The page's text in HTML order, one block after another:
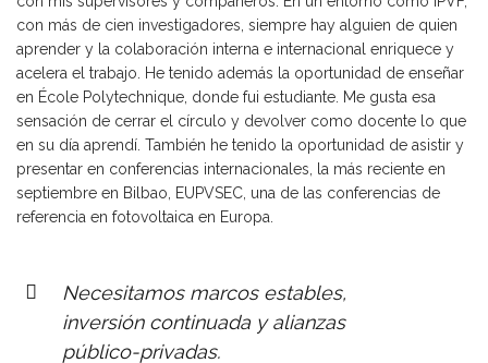
con más de cien investigadores, siempre hay alguien de quien
aprender y la colaboración interna e internacional enriquece y
acelera el trabajo. He tenido además la oportunidad de enseñar
en École Polytechnique, donde fui estudiante. Me gusta esa
sensación de cerrar el círculo y devolver como docente lo que
en su día aprendí. También he tenido la oportunidad de asistir y
presentar en conferencias internacionales, la más reciente en
septiembre en Bilbao, EUPVSEC, una de las conferencias de
referencia en fotovoltaica en Europa.
Necesitamos marcos estables,
inversión continuada y alianzas
público-privadas.